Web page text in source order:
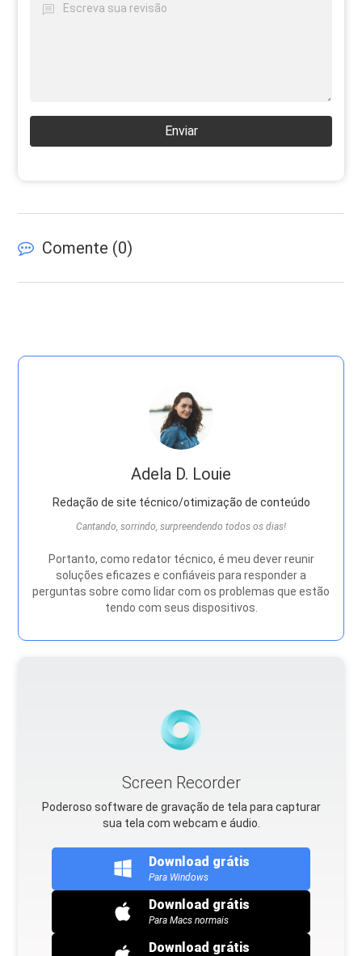
Enviar
Comente (0)
Adela D. Louie
Redação de site técnico/otimização de conteúdo
Cantando, sorrindo, surpreendendo todos os dias!
Portanto, como redator técnico, é meu dever reunir
soluções eficazes e confiáveis ​​para responder a
perguntas sobre como lidar com os problemas que estão
tendo com seus dispositivos.
Screen Recorder
Poderoso software de gravação de tela para capturar
sua tela com webcam e áudio.
Download grátis
Para Windows
Download grátis
Para Macs normais
Download grátis